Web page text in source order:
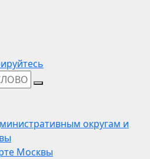
округам и
Москвы